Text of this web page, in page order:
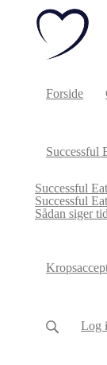
Forside
Successful
Successful
Successful
Sådan siger
Log